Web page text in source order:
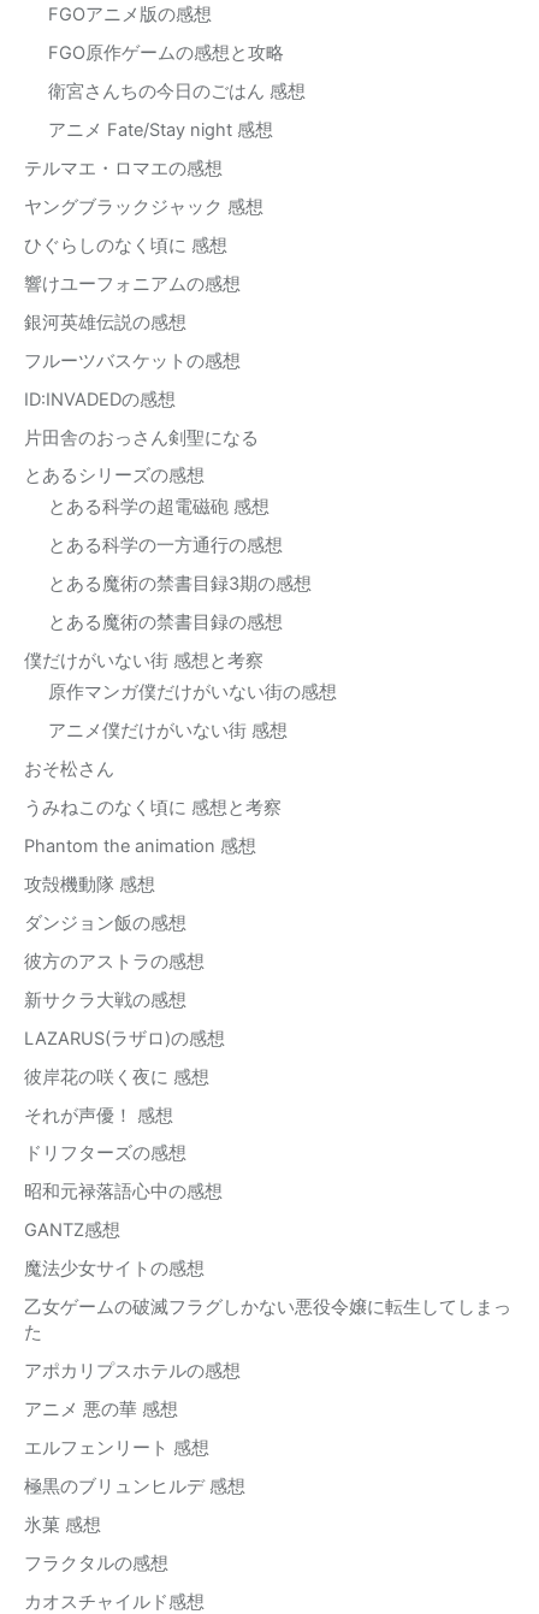
FGOアニメ版の感想
FGO原作ゲームの感想と攻略
衛宮さんちの今日のごはん 感想
アニメ Fate/Stay night 感想
テルマエ・ロマエの感想
ヤングブラックジャック 感想
ひぐらしのなく頃に 感想
響けユーフォニアムの感想
銀河英雄伝説の感想
フルーツバスケットの感想
ID:INVADEDの感想
片田舎のおっさん剣聖になる
とあるシリーズの感想
とある科学の超電磁砲 感想
とある科学の一方通行の感想
とある魔術の禁書目録3期の感想
とある魔術の禁書目録の感想
僕だけがいない街 感想と考察
原作マンガ僕だけがいない街の感想
アニメ僕だけがいない街 感想
おそ松さん
うみねこのなく頃に 感想と考察
Phantom the animation 感想
攻殻機動隊 感想
ダンジョン飯の感想
彼方のアストラの感想
新サクラ大戦の感想
LAZARUS(ラザロ)の感想
彼岸花の咲く夜に 感想
それが声優！ 感想
ドリフターズの感想
昭和元禄落語心中の感想
GANTZ感想
魔法少女サイトの感想
乙女ゲームの破滅フラグしかない悪役令嬢に転生してしまっ
た
アポカリプスホテルの感想
アニメ 悪の華 感想
エルフェンリート 感想
極黒のブリュンヒルデ 感想
氷菓 感想
フラクタルの感想
カオスチャイルド感想